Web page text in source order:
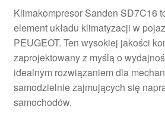
Klimakompresor Sanden SD7C16
element układu klimatyzacji w
PEUGEOT. Ten wysokiej jakości
zaprojektowany z myślą o
idealnym rozwiązaniem dla
samodzielnie zajmujących się
samochodów.